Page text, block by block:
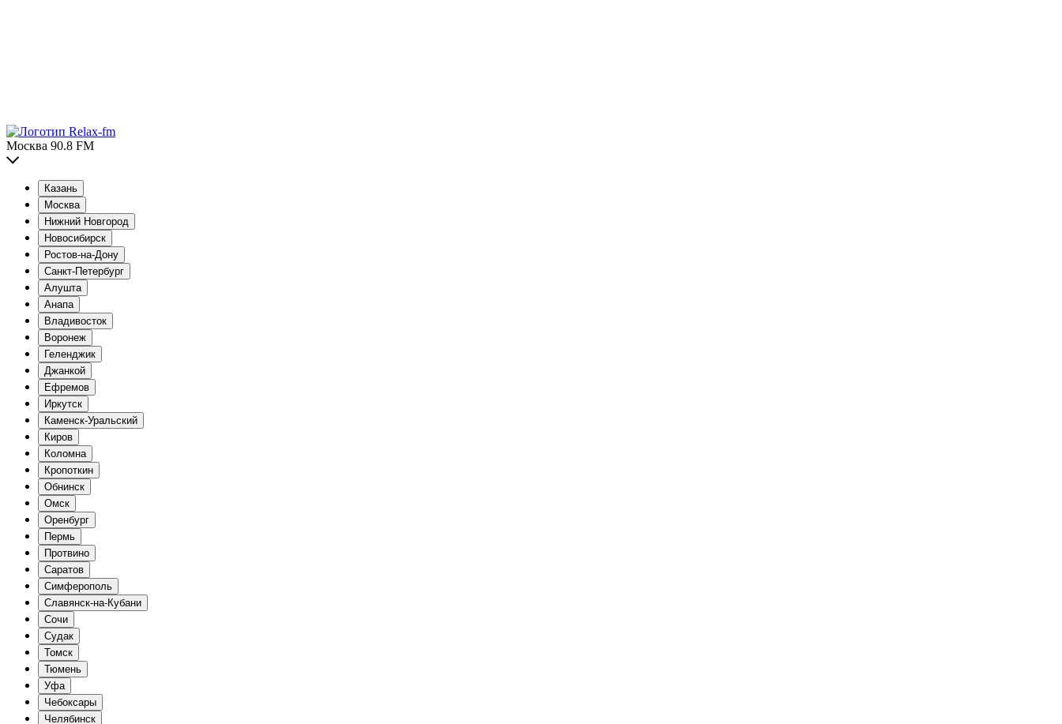
Москва 90.8 FM
Казань
Москва
Нижний Новгород
Новосибирск
Ростов-на-Дону
Санкт-Петербург
Алушта
Анапа
Владивосток
Воронеж
Геленджик
Джанкой
Ефремов
Иркутск
Каменск-Уральский
Киров
Коломна
Кропоткин
Обнинск
Омск
Оренбург
Пермь
Протвино
Саратов
Симферополь
Славянск-на-Кубани
Сочи
Судак
Томск
Тюмень
Уфа
Чебоксары
Челябинск